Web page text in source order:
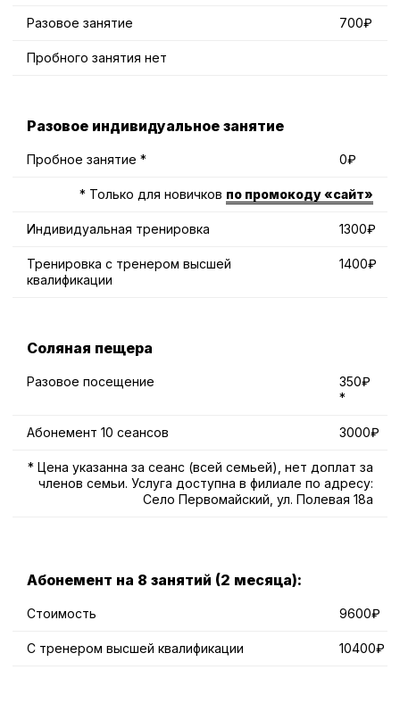
Разовое занятие 700₽
Пробного занятия нет
Разовое индивидуальное занятие
Пробное занятие * 0₽
* Только для новичков по промокоду «сайт»
Индивидуальная тренировка 1300₽
Тренировка с тренером высшей
квалификации
1400₽
Соляная пещера
Разовое посещение
350₽
*
Абонемент 10 сеансов 3000₽
* Цена указанна за сеанс (всей семьей), нет доплат за
членов семьи. Услуга доступна в филиале по адресу:
Село Первомайский, ул. Полевая 18а
Абонемент на 8 занятий (2 месяца):
Стоимость 9600₽
С тренером высшей квалификации 10400₽